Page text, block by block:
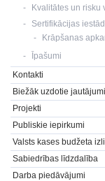
Kvalitātes un risku
Sertifikācijas
Krāpšanas
Īpašumi
Kontakti
Biežāk uzdotie jautājumi
Projekti
Publiskie iepirkumi
Valsts kases budžeta
Sabiedrības līdzdalība
Darba piedāvājumi